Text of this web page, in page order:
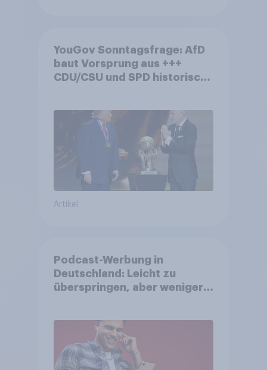
YouGov Sonntagsfrage: AfD
baut Vorsprung aus +++
CDU/CSU und SPD historisch
Fußball-WM ohne Politik
Artikel
Podcast-Werbung in
Deutschland: Leicht zu
überspringen, aber weniger